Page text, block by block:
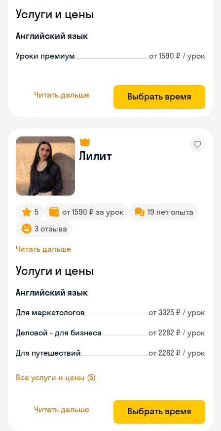
Услуги и цены
Английский язык
Уроки премиум от 1590 ₽ / урок
Читать дальше Выбрать время
Лилит
5 от 1590 ₽ за урок
19 лет опыта
3 отзыва
Читать дальше
Услуги и цены
Английский язык
Для маркетологов от 3325 ₽ / урок
Деловой - для бизнеса от 2282 ₽ / урок
Для путешествий от 2282 ₽ / урок
Все услуги и цены (5)
Читать дальше Выбрать время